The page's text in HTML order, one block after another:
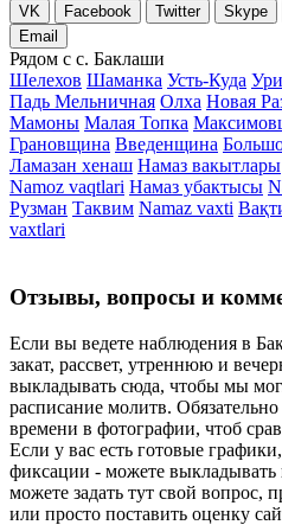
VK Facebook Twitter Skype
Email
Рядом с с. Баклаши
Шелехов Шаманка Усть-Куда
Падь Мельничная Олха Новая
Мамоны Малая Топка
Грановщина Введенщина
Ламазан хенаш Намаз вакытлары
Namoz vaqtlari Намаз убактысы
Рузман Таквим Namaz vaxti
vaxtlari
Отзывы, вопросы и
Если вы ведете наблюдения в
закат, рассвет, утреннюю и
выкладывать сюда, чтобы мы
расписание молитв.
времени в фотографии, чтоб
Если у вас есть готовые
фиксации - можете
можете задать тут свой вопрос,
или просто поставить оценку